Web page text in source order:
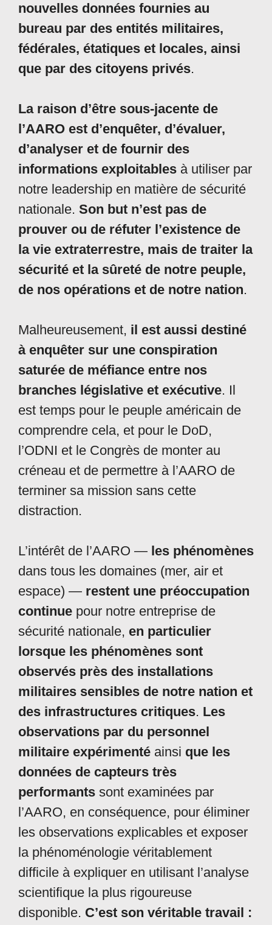
nouvelles données fournies au
bureau par des entités militaires,
fédérales, étatiques et locales, ainsi
que par des citoyens privés.
La raison d’être sous-jacente de
l’AARO est d’enquêter, d’évaluer,
d’analyser et de fournir des
informations exploitables à utiliser par
notre leadership en matière de sécurité
nationale. Son but n’est pas de
prouver ou de réfuter l’existence de
la vie extraterrestre, mais de traiter la
sécurité et la sûreté de notre peuple,
de nos opérations et de notre nation.
Malheureusement, il est aussi destiné
à enquêter sur une conspiration
saturée de méfiance entre nos
branches législative et exécutive. Il
est temps pour le peuple américain de
comprendre cela, et pour le DoD,
l’ODNI et le Congrès de monter au
créneau et de permettre à l’AARO de
terminer sa mission sans cette
distraction.
L’intérêt de l’AARO — les phénomènes
dans tous les domaines (mer, air et
espace) — restent une préoccupation
continue pour notre entreprise de
sécurité nationale, en particulier
lorsque les phénomènes sont
observés près des installations
militaires sensibles de notre nation et
des infrastructures critiques. Les
observations par du personnel
militaire expérimenté ainsi que les
données de capteurs très
performants sont examinées par
l’AARO, en conséquence, pour éliminer
les observations explicables et exposer
la phénoménologie véritablement
difficile à expliquer en utilisant l’analyse
scientifique la plus rigoureuse
disponible. C’est son véritable travail :